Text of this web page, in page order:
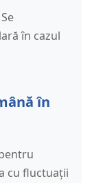
în cazul
în
cu fluctuații